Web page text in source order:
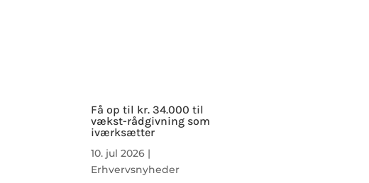
Få op til kr. 34.000 til
vækst-rådgivning som
iværksætter
10. jul 2026|
Erhvervsnyheder